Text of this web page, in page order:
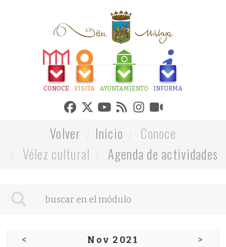
CONOCE VISITA AYUNTAMIENTO INFORMA
Volver Inicio
Conoce
Vélez cultural
Agenda de actividades
< Nov 2021 >